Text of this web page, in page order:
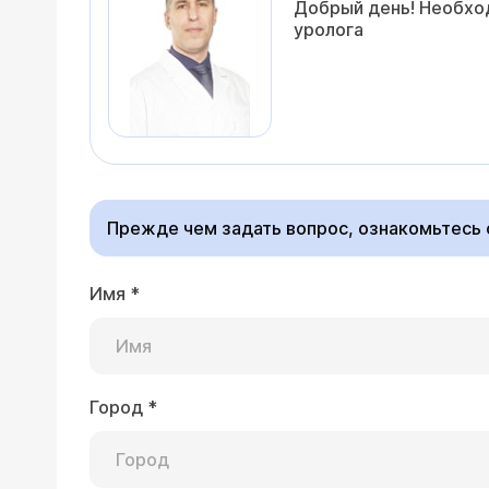
Добрый день!
уролога
Прежде чем задать вопрос, ознакомьтесь
Имя *
Город *